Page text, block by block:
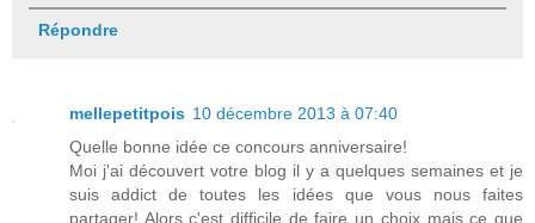
Répondre
mellepetitpois 10 décembre 2013 à 07:40
Quelle bonne idée ce concours anniversaire!
Moi j'ai découvert votre blog il y a quelques semaines et je
suis addict de toutes les idées que vous nous faites
partager! Alors c'est difficile de faire un choix mais ce que